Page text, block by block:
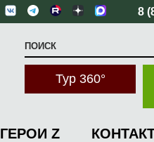
8
Тур 360°
ГЕРОИ Z